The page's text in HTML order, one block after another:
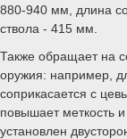
880-940 мм, длина
ствола - 415 мм.
Также обращает на
оружия: например,
соприкасается с
повышает меткость
установлен